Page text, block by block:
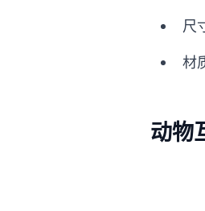
尺
材
动物